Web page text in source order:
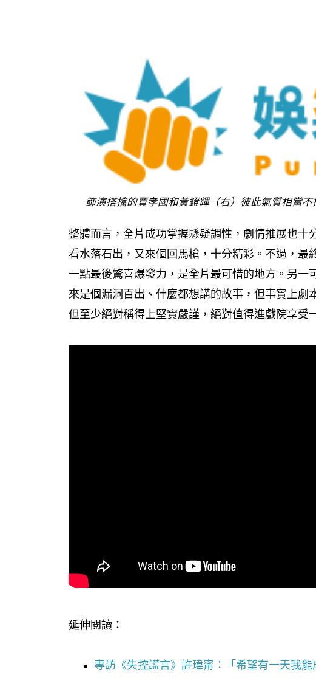
飾演搭擋的賈孝國和黃鐙輝（右）彼此氣質相當
整體而言，全片成功掌握懸疑調性，劇情推展也十
看水落石出，又來個回馬槍，十分精彩。不過，最
一點最後驚喜爆發力，是全片最可惜的地方。另一
來是個漏洞百出、什麼都想講的故事，但事實上劇
但至少絕對稱得上堅實嚴謹，絕對值得進戲院享受
延伸閱讀：
專訪《失控謊言》許瑋甯：「希望有一天我能